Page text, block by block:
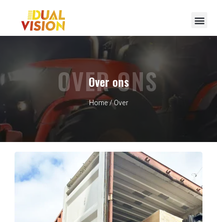
Over ons
OVER ONS
Home/ Over